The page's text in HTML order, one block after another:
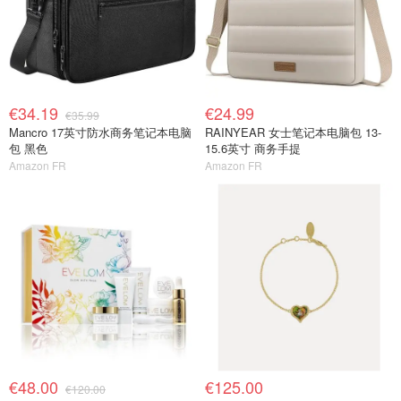
€34.19 €35.99
Mancro 17英寸防水商务笔记本电脑
包 黑色
Amazon FR
€24.99
RAINYEAR 女士笔记本电脑包 13-
15.6英寸 商务手提
Amazon FR
€48.00 €120.00 €125.00